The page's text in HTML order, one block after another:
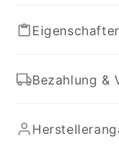
Bezahlung &